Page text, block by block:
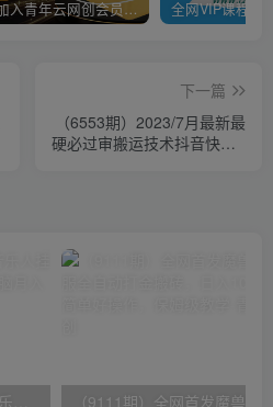
加入青年云网创会员，全站资源免费学习。加入高级合伙人，推广日入1000+
下一篇
（6553期）2023/7月最新最
硬必过审搬运技术抖音快手B